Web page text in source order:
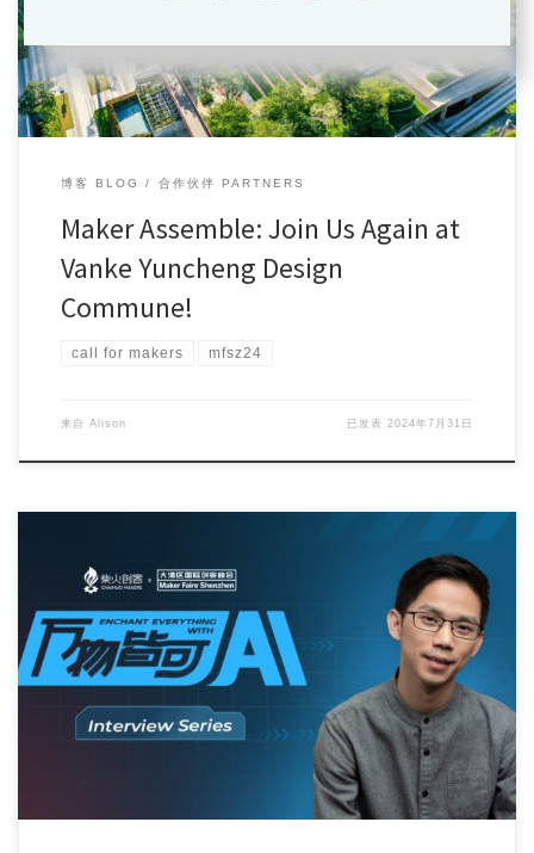
博客 BLOG 合作伙伴 PARTNERS
Maker Assemble: Join Us Again at
Vanke Yuncheng Design
Commune!
call for makers mfsz24
来自 Alison 已发表2024年7月31日
“Enchant Everything with AI” interview […]